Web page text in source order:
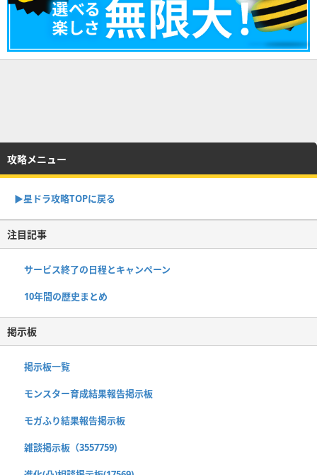
攻略メニュー
▶︎星ドラ攻略TOPに戻る
注目記事
サービス終了の日程とキャンペーン
10年間の歴史まとめ
掲示板
掲示板一覧
モンスター育成結果報告掲示板
モガふり結果報告掲示板
雑談掲示板（3557759)